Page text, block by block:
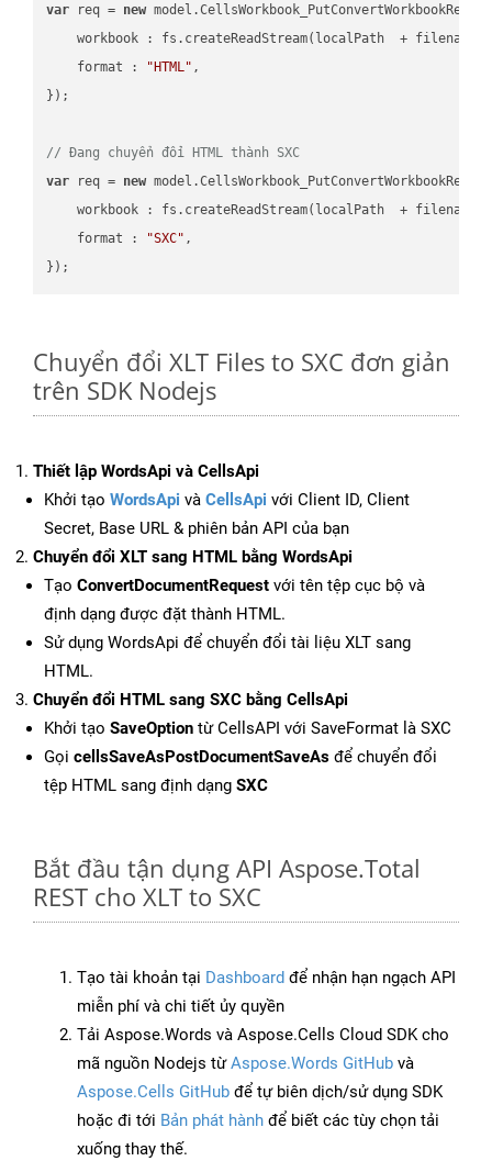
var req = new
workbook : fs.createReadStream(localPath  + filename
format : "HTML" ,
});
// Đang chuyển đổi HTML thành SXC
var req = new
workbook : fs.createReadStream(localPath  + filename
format : "SXC" ,
Chuyển đổi XLT Files to SXC đơn giản
trên SDK Nodejs
Thiết lập WordsApi và CellsApi
Khởi tạo WordsApi và CellsApi với Client ID, Client
Secret, Base URL & phiên bản API của bạn
Chuyển đổi XLT sang HTML bằng WordsApi
Tạo ConvertDocumentRequest với tên tệp cục bộ và
định dạng được đặt thành HTML.
Sử dụng WordsApi để chuyển đổi tài liệu XLT sang
HTML.
Chuyển đổi HTML sang SXC bằng CellsApi
Khởi tạo SaveOption từ CellsAPI với SaveFormat là SXC
Gọi cellsSaveAsPostDocumentSaveAs để chuyển đổi
tệp HTML sang định dạng SXC
Bắt đầu tận dụng API Aspose.Total
REST cho XLT to SXC
Tạo tài khoản tại Dashboard để nhận hạn ngạch API
miễn phí và chi tiết ủy quyền
Tải Aspose.Words và Aspose.Cells Cloud SDK cho
mã nguồn Nodejs từAspose.Words GitHub và
Aspose.Cells GitHub để tự biên dịch/sử dụng SDK
hoặc đi tới Bản phát hành để biết các tùy chọn tải
xuống thay thế.